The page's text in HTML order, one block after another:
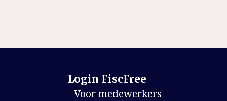
Login FiscFree
Voor medewerkers